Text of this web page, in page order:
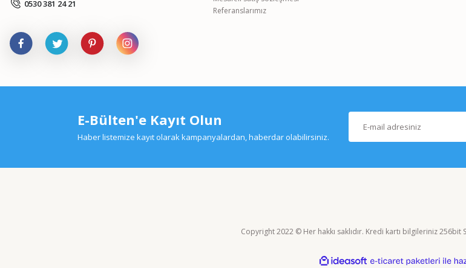
0530 381 24 21
Referanslarımız
E-Bülten'e Kayıt Olun
Haber listemize kayıt olarak kampanyalardan, haberdar olabilirsiniz.
Copyright 2022 © Her hakkı saklıdır. Kredi kartı bilgileriniz 256bit
ideasoft
e-